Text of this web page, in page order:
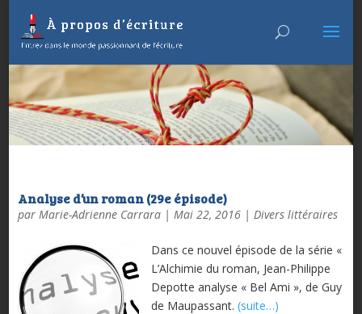
Analyse d’un roman (29e épisode)
par Marie-Adrienne Carrara| Mai 22, 2016| Divers littéraires
Dans ce nouvel épisode de la série «
L’Alchimie du roman, Jean-Philippe
Depotte analyse « Bel Ami », de Guy
de Maupassant. (suite…)